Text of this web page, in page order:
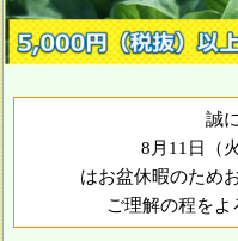
誠
8月11日（
はお盆休暇のため
ご理解の程をよ